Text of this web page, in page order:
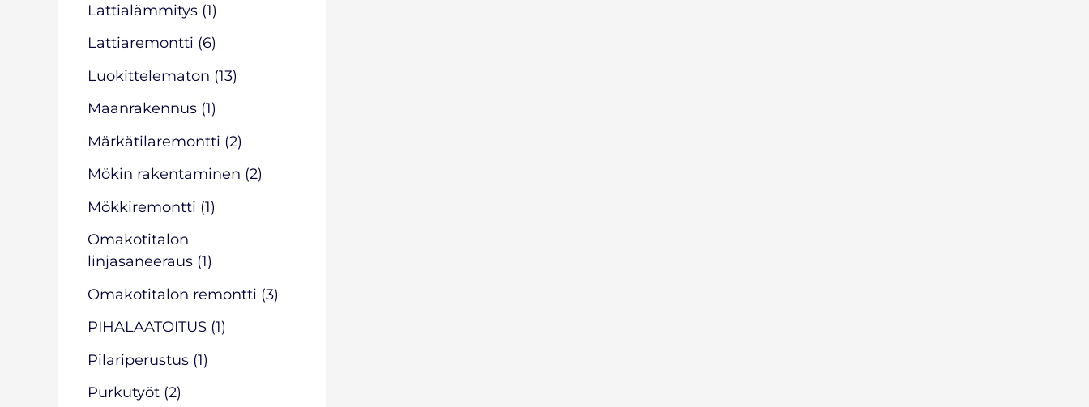
Lattialämmitys (1)
Lattiaremontti (6)
Luokittelematon (13)
Maanrakennus (1)
Märkätilaremontti (2)
Mökin rakentaminen (2)
Mökkiremontti (1)
Omakotitalon
linjasaneeraus (1)
Omakotitalon remontti (3)
PIHALAATOITUS (1)
Pilariperustus (1)
Purkutyöt (2)